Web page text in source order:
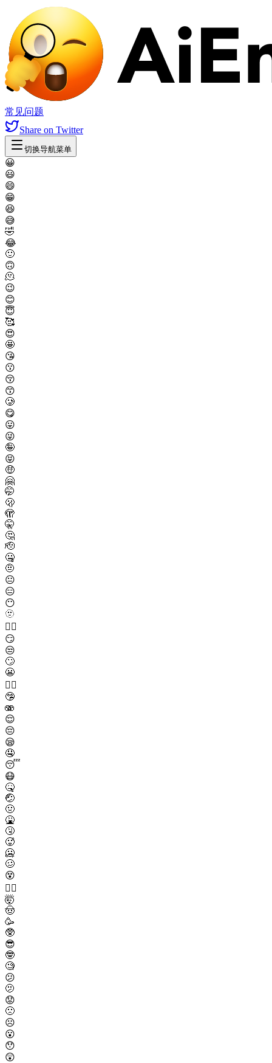
常见问题
Share on Twitter
切换导航菜单
😀
😃
😄
😁
😆
😅
🤣
😂
🙂
🙃
🫠
😉
😊
😇
🥰
😍
🤩
😘
😗
😚
😙
🥲
😋
😛
😜
🤪
😝
🤑
🤗
🤭
🫢
🫣
🤫
🤔
🫡
🤐
🤨
😐
😑
😶
🫥
😶‍🌫️
😏
😒
🙄
😬
😮‍💨
🤥
🫨
😌
😔
😪
🤤
😴
😷
🤒
🤕
🤢
🤮
🤧
🥵
🥶
🥴
😵
😵‍💫
🤯
🤠
🥳
🥸
😎
🤓
🧐
😕
🫤
😟
🙁
☹️
😮
😯
😲